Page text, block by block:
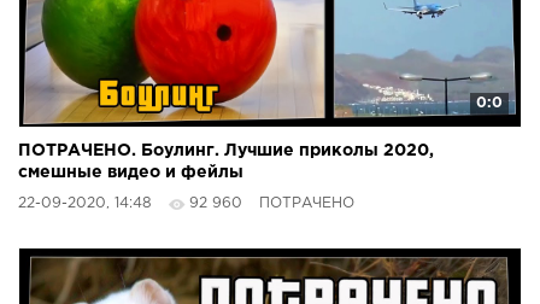
0:0
ПОТРАЧЕНО. Боулинг. Лучшие приколы 2020,
смешные видео и фейлы
22-09-2020, 14:48 92 960 ПОТРАЧЕНО